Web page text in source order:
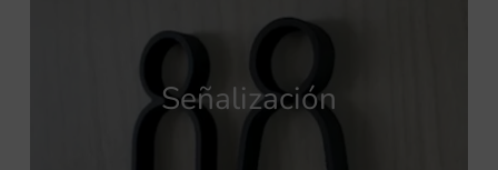
Señalización